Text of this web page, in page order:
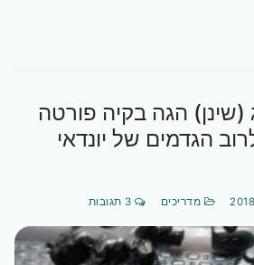
(שינן) הגה בקיה פורטה
לרוב הגדמים של יונדאי
מדריכים